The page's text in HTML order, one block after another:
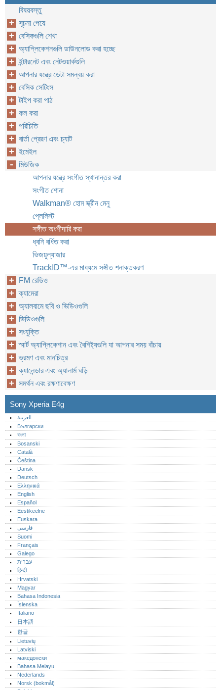
বিষয়বস্তু
সূচনা পেয়ে
বেসিকগুলি শেখা
অ্যাপ্লিকেশনগুলি ডাউনলোড করা হচ্ছে
ইন্টারনেট এবং নেটওয়ার্কগুলি
আপনার যন্ত্রে ডেটা সমন্বয় করা
বেসিক সেটিংস
টাইপ করা পাঠ
কল করা
পরিচিতি
বার্তা প্রেরণ এবং চ্যাট
ইমেইল
মিউজিক
আপনার যন্ত্রে সংগীত স্থানান্তর করা
সংগীত শোনা
Walkman® হোম স্ক্রীন মেনু
প্লেলিস্ট
সঙ্গীত অংশীদারি করা
ধ্বনি বর্ধিত করা
ভিজয়ুল্যাজার
TrackID™-এর মাধ্যমে সঙ্গীত শনাক্তকরণ
FM রেডিও
ক্যামেরা
অ্যালবামে ছবি ও ভিডিওগুলি
ভিডিওগুলি
সংযুক্তি
স্মার্ট অ্যাপ্লিকেশান এবং বৈশিষ্ট্যগুলি যা আপনার সময় বাঁচায়
ভ্রমণ এবং মানচিত্র
ক্যালেন্ডার এবং অ্যালার্ম ঘড়ি
সমর্থন এবং রক্ষণাবেক্ষণ
Sony Xperia E4g
العربية
Български
বাংলা
Bosanski
Català
Čeština
Dansk
Deutsch
Ελληνικά
English
Español
Eestikeelne
Euskara
فارسی
Suomi
Français
Galego
עברית
हिन्दी
Hrvatski
Magyar
Bahasa Indonesia
Íslenska
Italiano
日本語
한글
Lietuvių
Latviski
македонски
Bahasa Melayu
Nederlands
Norsk (bokmål)‎